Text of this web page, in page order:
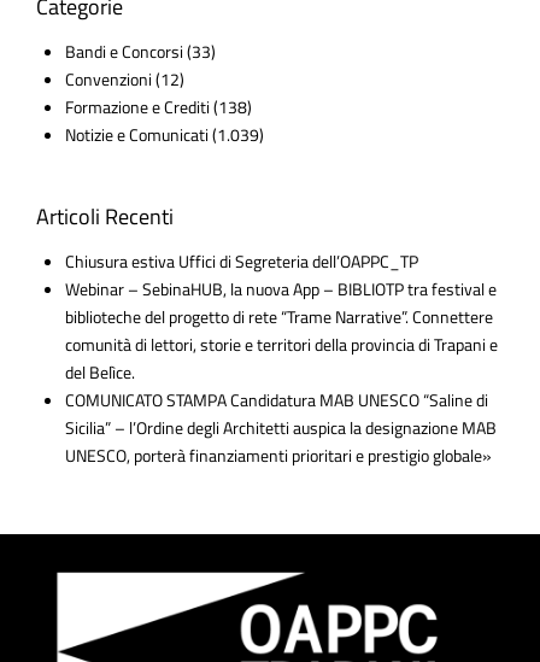
Categorie
Bandi e Concorsi(33)
Convenzioni(12)
Formazione e Crediti(138)
Notizie e Comunicati(1.039)
Articoli Recenti
Chiusura estiva Uffici di Segreteria dell’OAPPC_TP
Webinar – SebinaHUB, la nuova App – BIBLIOTP tra festival e
biblioteche del progetto di rete “Trame Narrative”. Connettere
comunità di lettori, storie e territori della provincia di Trapani e
del Belìce.
COMUNICATO STAMPA Candidatura MAB UNESCO “Saline di
Sicilia” – l’Ordine degli Architetti auspica la designazione MAB
UNESCO, porterà finanziamenti prioritari e prestigio globale»